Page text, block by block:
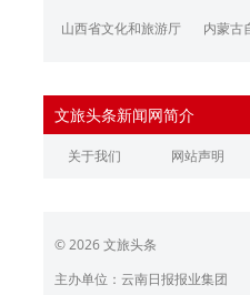
山西省文化和旅游厅
内蒙古
浙江省文化和旅游厅
江西省文化和旅游厅 河南
广东省文化和旅游厅
文旅头条新闻网简介
关于我们 网站声明
© 2026 文旅头条
主办单位：云南日报报业集团